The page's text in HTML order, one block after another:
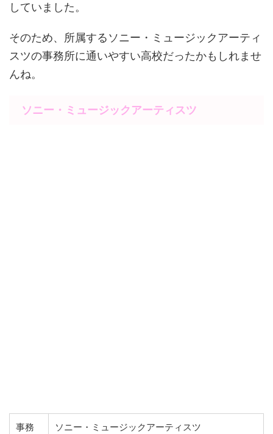
していました。
そのため、所属するソニー・ミュージックアーティ
スツの事務所に通いやすい高校だったかもしれませ
んね。
ソニー・ミュージックアーティスツ
事務
ソニー・ミュージックアーティスツ